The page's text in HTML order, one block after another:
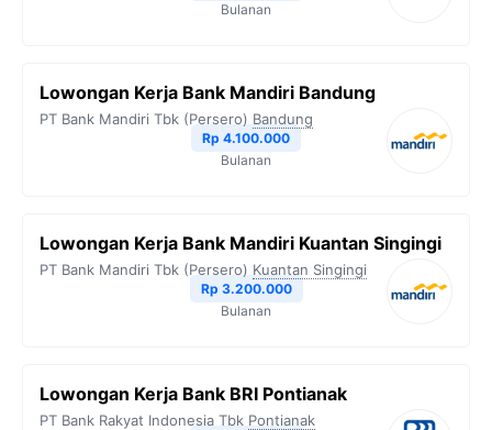
Bulanan
Lowongan Kerja Bank Mandiri Bandung
PT Bank Mandiri Tbk (Persero) Bandung
Rp 4.100.000
Bulanan
Lowongan Kerja Bank Mandiri Kuantan Singingi
PT Bank Mandiri Tbk (Persero) Kuantan Singingi
Rp 3.200.000
Bulanan
Lowongan Kerja Bank BRI Pontianak
PT Bank Rakyat Indonesia Tbk Pontianak